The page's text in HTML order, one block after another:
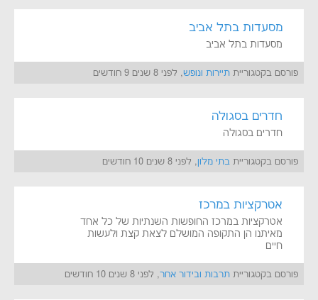
מסעדות בתל אביב
מסעדות בתל אביב
פורסם בקטגוריית תיירות ונופש, לפני 8 שנים 9 חודשים
חדרים בסגולה
חדרים בסגולה
פורסם בקטגוריית בתי מלון, לפני 8 שנים 10 חודשים
אטרקציות במרכז
אטרקציות במרכז החופשות השנתיות של כל אחד
מאיתנו הן התקופה המושלם לצאת קצת ולעשות
חיים
פורסם בקטגוריית תרבות ובידור אחר, לפני 8 שנים 10 חודשים